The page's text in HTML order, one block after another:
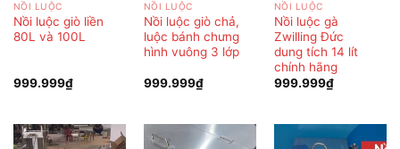
NỒI LUỘC
Nồi luộc giò liền
80L và 100L
999.999₫
NỒI LUỘC
Nồi luộc giò chả,
luộc bánh chưng
hình vuông 3 lớp
999.999₫
NỒI LUỘC
Nồi luộc gà
Zwilling Đức
dung tích 14 lít
chính hãng
999.999₫